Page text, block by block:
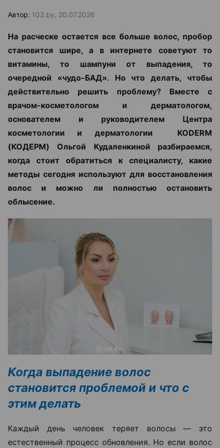
Автор: 103.by, 20.07.2026
На расческе остается все больше волос, пробор
становится шире, а в интернете советуют то
витамины, то шампуни от выпадения, то
очередной «чудо-БАД». Но что делать, чтобы
действительно решить проблему? Вместе с
врачом-косметологом и дерматологом,
основателем и руководителем Центра
косметологии и дерматологии KODERM
(КОДЕРМ) Ольгой Кудаленкиной разбираемся,
когда стоит обратиться к специалисту, какие
методы сегодня используют для восстановления
волос и можно ли полностью остановить
облысение.
Когда выпадение волос
становится проблемой и что с
этим делать
Каждый день человек теряет волосы — это
естественный процесс обновления. Но если волос